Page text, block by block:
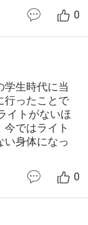
0
学生時代に当
行ったことで
イトがないほ
今ではライト
い身体になっ
0